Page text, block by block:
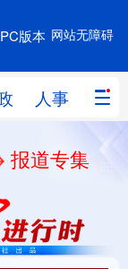
网站无障碍
PC版本
人事 国际
人事
教育
报道专集